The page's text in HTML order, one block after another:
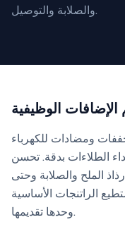
والصلابة والتوصيل.
الإضافات الوظيفية
ومضادات للكهرباء
الطلاءات بدقة. تحسن
الملح والصلابة وحتى
الراتنجات الأساسية
وحدها تقديمها.